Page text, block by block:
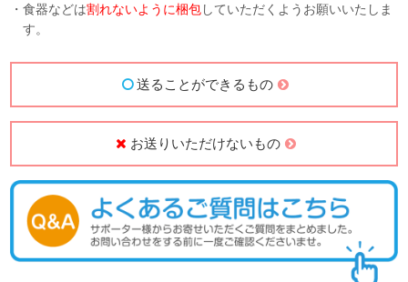
・食器などは割れないように梱包していただくようお願いいたしま
す。
送ることができるもの
お送りいただけないもの